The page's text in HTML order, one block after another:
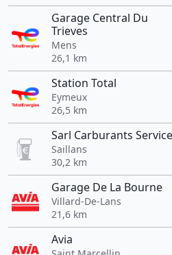
Garage Central Du
Trieves
Mens
26,1 km
Station Total
Eymeux
26,5 km
Sarl Carburants
Saillans
30,2 km
Garage De La Bourne
Villard-De-Lans
21,6 km
Avia